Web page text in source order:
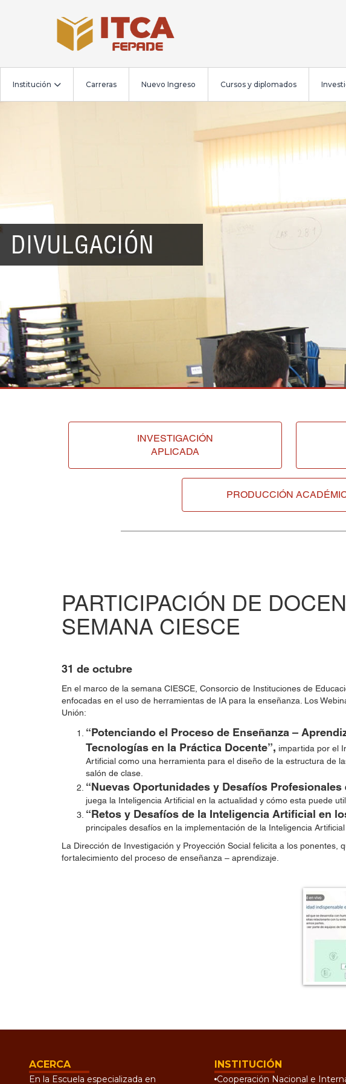
Institución Carreras Nuevo Ingreso Cursos y diplomados
DIVULGACIÓN
INVESTIGACIÓN
APLICADA
PRODUCCIÓN
PARTICIPACIÓN DE
SEMANA CIESCE
31 de octubre
En el marco de la semana CIESCE, Consorcio de Instituciones de
enfocadas en el uso de herramientas de IA para la enseñanza. Los
Unión:
“Potenciando el Proceso de Enseñanza –
Tecnologías en la Práctica Docente”, impartida por el
Artificial como una herramienta para el diseño de la estructura de
salón de clase.
“Nuevas Oportunidades y Desafíos Profesionales
juega la Inteligencia Artificial en la actualidad y cómo esta puede
“Retos y Desafíos de la Inteligencia Artificial en
principales desafíos en la implementación de la Inteligencia
La Dirección de Investigación y Proyección Social felicita a los
fortalecimiento del proceso de enseñanza – aprendizaje.
ACERCA
En la Escuela especializada en
INSTITUCIÓN
Cooperación Nacional e